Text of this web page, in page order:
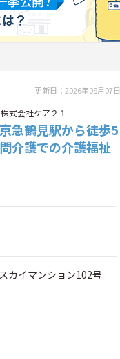
更新日：2026年08月07日
株式会社ケア２１
急鶴見駅から徒歩5
護での介護福祉
カイマンション102号